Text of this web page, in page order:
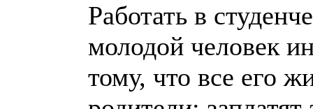
Работать в
молодой человек
тому, что все его